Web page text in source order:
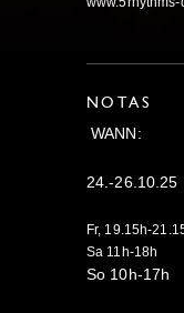
NOTAS
WANN:
24.-26.10.25
Fr, 19.15h-
Sa 11h-18h
So 10h-17h